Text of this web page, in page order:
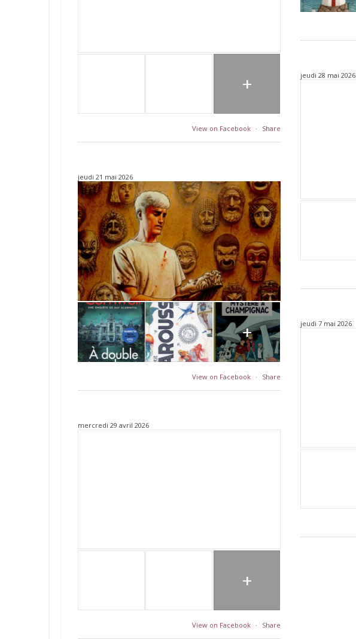
+
View on Facebook · Share
jeudi 28 mai 2026
jeudi 21 mai 2026
+
View on Facebook · Share
jeudi 7 mai 2026
mercredi 29 avril 2026
+
View on Facebook · Share